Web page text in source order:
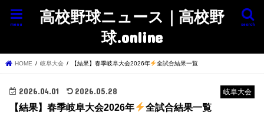
高校野球ニュース｜高校野
球.online
search
menu
HOME 岐阜大会 【結果】春季岐阜大会2026年 全試合結果一覧
岐阜大会
2026.04.01 2026.05.28
【結果】春季岐阜大会2026年 全試合結果一覧